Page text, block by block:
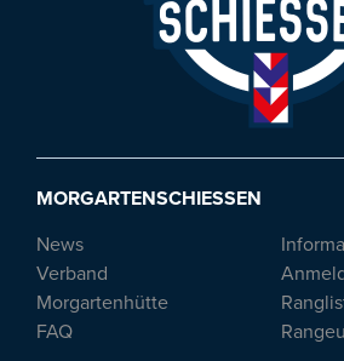
MORGARTENSCHIESSEN
News
Verband
Morgartenhütte
FAQ